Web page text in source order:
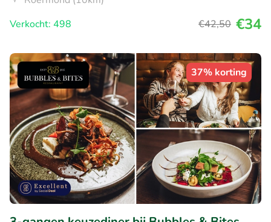
Verkocht: 498
€42,50 €34
37% korting